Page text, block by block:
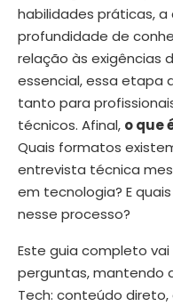
habilidades práticas,
profundidade de
relação às exigências
essencial, essa etapa
tanto para
técnicos. Afinal, o que
Quais formatos
entrevista técnica
em tecnologia? E
nesse processo?
Este guia completo
perguntas, mantendo
Tech: conteúdo